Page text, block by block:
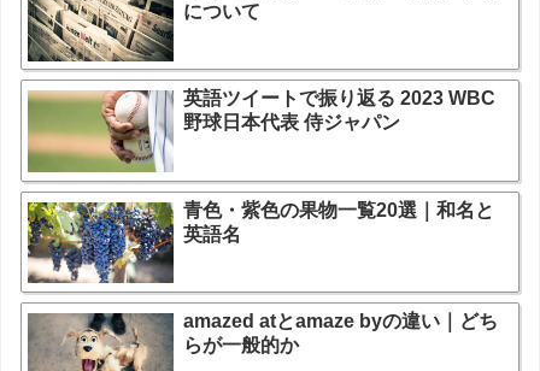
について
英語ツイートで振り返る 2023 WBC
野球日本代表 侍ジャパン
青色・紫色の果物一覧20選｜和名と
英語名
amazed atとamaze byの違い｜どち
らが一般的か